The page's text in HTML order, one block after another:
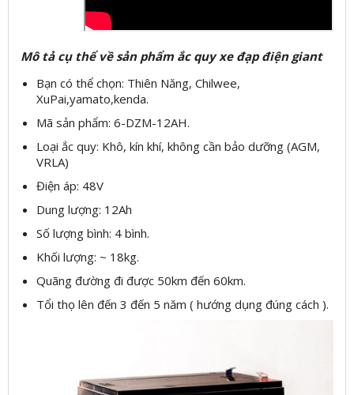
Mô tả cụ thể về sản phẩm ắc quy xe đạp điện giant
Bạn có thể chọn: Thiên Năng, Chilwee,
XuPai,yamato,kenda.
Mã sản phẩm: 6-DZM-12AH.
Loại ắc quy: Khô, kín khí, không cần bảo dưỡng (AGM,
VRLA)
Điện áp: 48V
Dung lượng: 12Ah
Số lượng bình: 4 bình.
Khối lượng: ~ 18kg.
Quãng đường đi được 50km đến 60km.
Tổi thọ lên đến 3 đến 5 năm ( hướng dụng đúng cách ).